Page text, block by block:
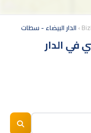
› الدار البيضاء - سطات
في الدار